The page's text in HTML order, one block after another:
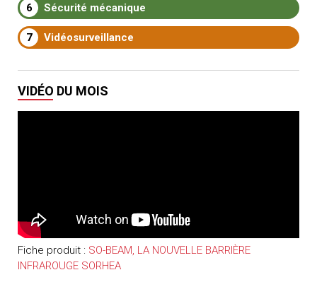
6 Sécurité mécanique
7 Vidéosurveillance
VIDÉO DU MOIS
Fiche produit : SO-BEAM, LA NOUVELLE BARRIÈRE
INFRAROUGE SORHEA